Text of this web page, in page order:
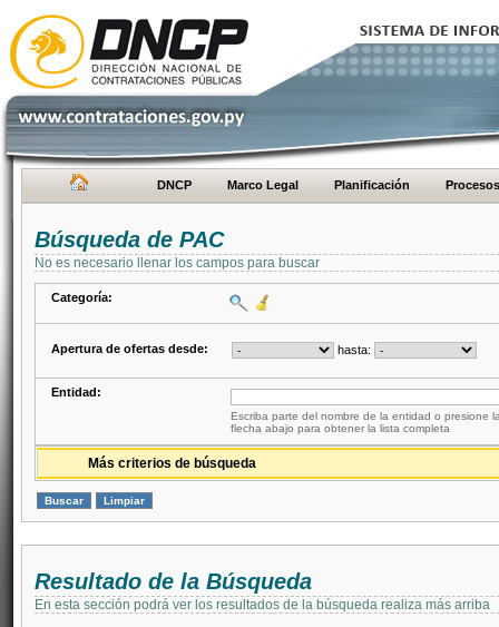
DNCP Marco Legal Planificación Procesos
Búsqueda de PAC
No es necesario llenar los campos para buscar
Categoría:
Apertura de ofertas desde: hasta:
Entidad:
Escriba parte del nombre de la entidad o presione
flecha abajo para obtener la lista completa
Más criterios de búsqueda
Resultado de la Búsqueda
En esta sección podrá ver los resultados de la búsqueda realiza más arriba